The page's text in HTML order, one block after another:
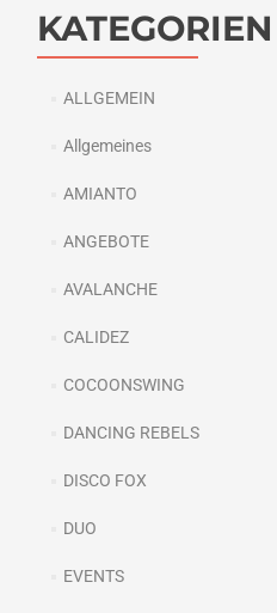
KATEGORIEN
ALLGEMEIN
Allgemeines
AMIANTO
ANGEBOTE
AVALANCHE
CALIDEZ
COCOONSWING
DANCING REBELS
DISCO FOX
DUO
EVENTS